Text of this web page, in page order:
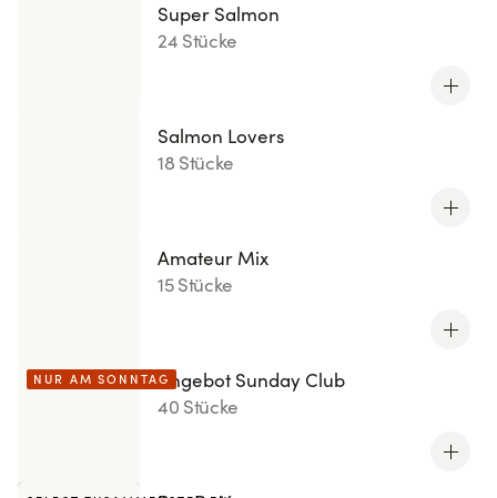
Super Salmon
24 Stücke
Salmon Lovers
18 Stücke
Amateur Mix
15 Stücke
NUR AM SONNTAGAngebot Sunday Club
40 Stücke